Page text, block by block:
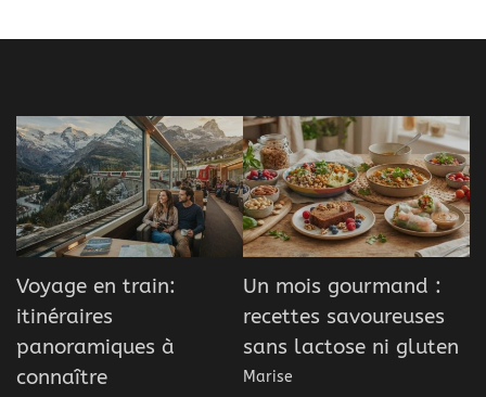
Voyage en train:
itinéraires
panoramiques à
connaître
Un mois gourmand :
recettes savoureuses
sans lactose ni gluten
Marise